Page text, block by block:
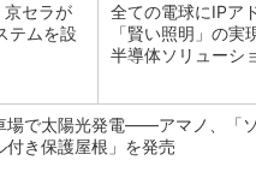
京セラが
テムを設
全ての電球にIPア
「賢い照明」の実
半導体ソリューシ
場で太陽光発電――アマノ、「
付き保護屋根」を発売